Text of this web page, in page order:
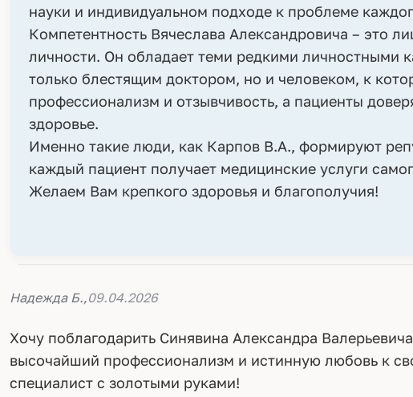
науки и индивидуальном подходе к проблеме
Компетентность Вячеслава Александровича – это
личности. Он обладает теми редкими личностными
только блестящим доктором, но и человеком, к
профессионализм и отзывчивость, а пациенты
здоровье.
Именно такие люди, как Карпов В.А., формируют
каждый пациент получает медицинские услуги
Желаем Вам крепкого здоровья и благополучия!
Надежда Б.,09.04.2026
Хочу поблагодарить Синявина Александра
высочайший профессионализм и истинную любовь к
специалист с золотыми руками!